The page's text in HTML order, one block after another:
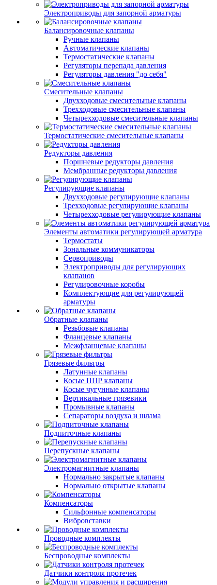
Электроприводы для запорной арматуры
Балансировочные клапаны
Ручные клапаны
Автоматические клапаны
Термостатические клапаны
Регуляторы перепада давления
Регуляторы давления "до себя"
Смесительные клапаны
Двухходовые смесительные клапаны
Трехходовые смесительные клапаны
Четырехходовые смесительные клапаны
Термостатические смесительные клапаны
Редукторы давления
Поршневые редукторы давления
Мембранные редукторы давления
Регулирующие клапаны
Двухходовые регулирующие клапаны
Трехходовые регулирующие клапаны
Четырехходовые регулирующие клапаны
Элементы автоматики регулирующей арматура
Термостаты
Зональные коммуникаторы
Сервоприводы
Электроприводы для регулирующих
клапанов
Регулировочные коробы
Комплектующие для регулирующей
арматуры
Обратные клапаны
Резьбовые клапаны
Фланцевые клапаны
Межфланцевые клапаны
Грязевые фильтры
Латунные клапаны
Косые ППР клапаны
Косые чугунные клапаны
Вертикальные грязевики
Промывные клапаны
Сепараторы воздуха и шлама
Подпиточные клапаны
Перепускные клапаны
Электромагнитные клапаны
Нормально закрытые клапаны
Нормально открытые клапаны
Компенсаторы
Сильфонные компенсаторы
Вибровставки
Проводные комплекты
Беспроводные комплекты
Датчики контроля протечек